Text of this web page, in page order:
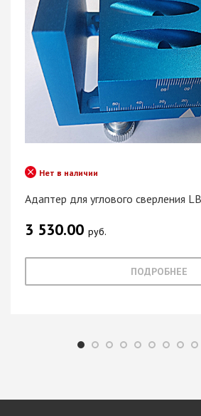
Адаптер для углового сверления
Нет в наличии
3 530.00 руб.
ПОДРОБНЕЕ